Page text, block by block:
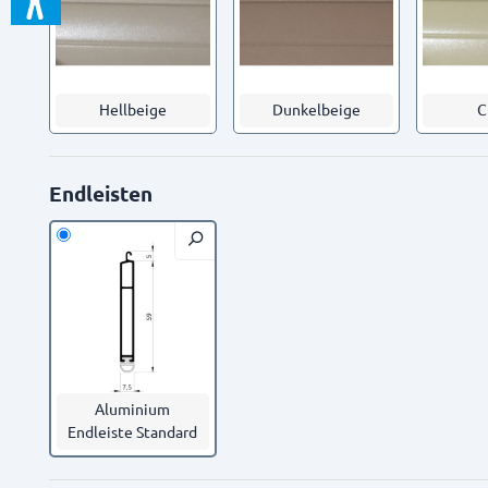
Hellbeige Dunkelbeige
Endleisten
Aluminium
Endleiste Standard